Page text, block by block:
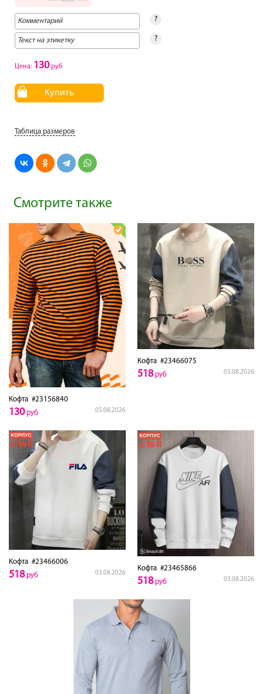
?
?
Цена: 130руб
Купить
Таблица размеров
Смотрите также
Кофта #23156840
05.08.2026
130руб
Кофта #23466075
03.08.2026
518руб
Кофта #23466006
03.08.2026
518руб
Кофта #23465866
03.08.2026
518руб